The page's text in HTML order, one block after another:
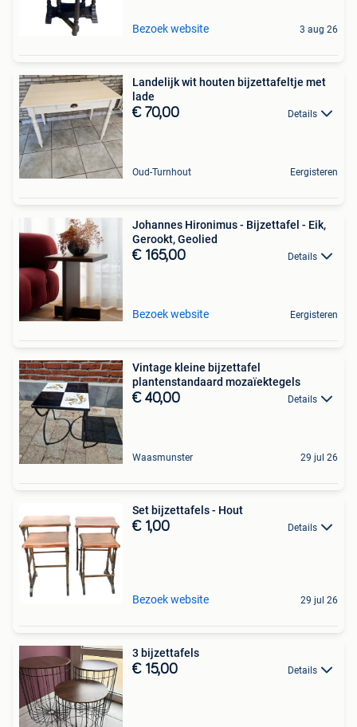
Bezoek website 3 aug 26
Landelijk wit houten bijzettafeltje met
lade
€ 70,00 Details
Oud-Turnhout Eergisteren
Johannes Hironimus - Bijzettafel - Eik,
Gerookt, Geolied
€ 165,00 Details
Bezoek website Eergisteren
Vintage kleine bijzettafel
plantenstandaard mozaïektegels
€ 40,00 Details
Waasmunster 29 jul 26
Set bijzettafels - Hout
€ 1,00 Details
Bezoek website 29 jul 26
3 bijzettafels
€ 15,00 Details